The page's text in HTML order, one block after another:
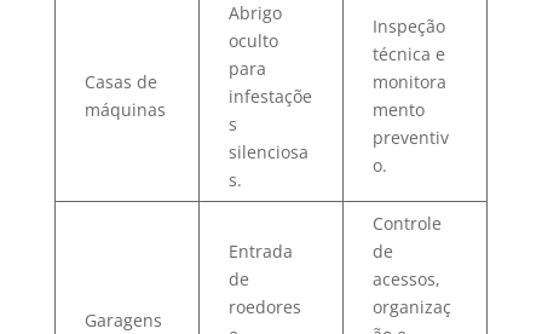
Casas de
máquinas
Abrigo
oculto
para
infestaçõe
s
silenciosa
s.
Inspeção
técnica e
monitora
mento
preventiv
o.
Garagens
Entrada
de
roedores
Controle
de
acessos,
organizaç